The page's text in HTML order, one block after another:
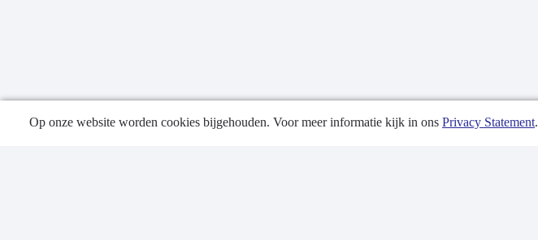
Publicatiedatum: 28-09-2023
Op onze website worden cookies bijgehouden. Voor meer informatie kijk in ons Privacy Statement.